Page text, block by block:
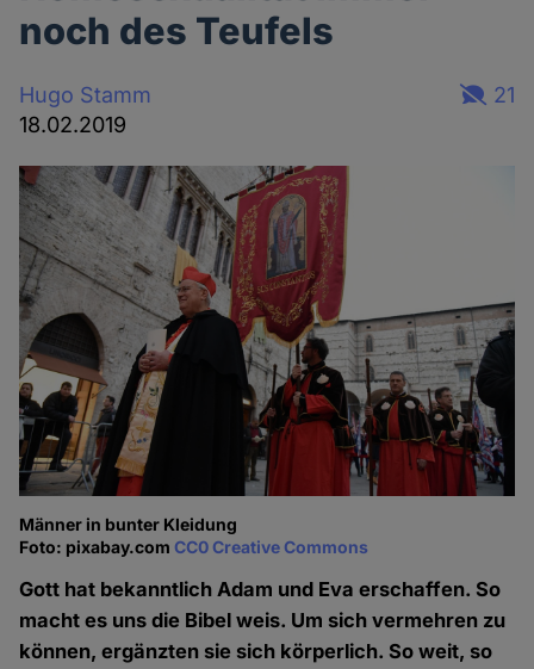
noch des Teufels
Hugo Stamm
18.02.2019
21
Männer in bunter Kleidung
Foto: pixabay.comCC0 Creative Commons
Gott hat bekanntlich Adam und Eva erschaffen. So
macht es uns die Bibel weis. Um sich vermehren zu
können, ergänzten sie sich körperlich. So weit, so